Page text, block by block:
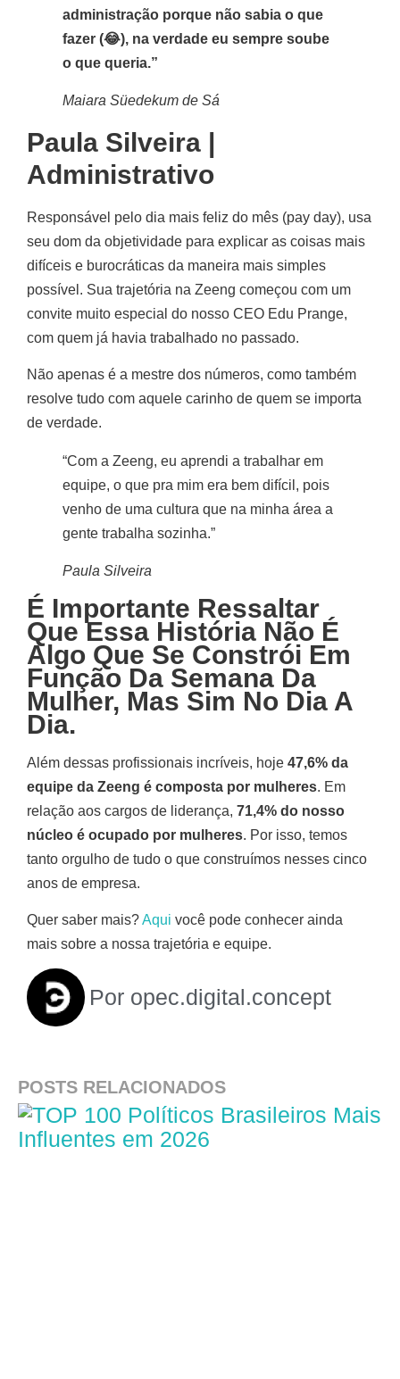
administração porque não sabia o que
fazer (😂), na verdade eu sempre soube
o que queria.”
Maiara Süedekum de Sá
Paula Silveira |
Administrativo
Responsável pelo dia mais feliz do mês (pay day), usa
seu dom da objetividade para explicar as coisas mais
difíceis e burocráticas da maneira mais simples
possível. Sua trajetória na Zeeng começou com um
convite muito especial do nosso CEO Edu Prange,
com quem já havia trabalhado no passado.
Não apenas é a mestre dos números, como também
resolve tudo com aquele carinho de quem se importa
de verdade.
“Com a Zeeng, eu aprendi a trabalhar em
equipe, o que pra mim era bem difícil, pois
venho de uma cultura que na minha área a
gente trabalha sozinha.”
Paula Silveira
É Importante Ressaltar
Que Essa História Não É
Algo Que Se Constrói Em
Função Da Semana Da
Mulher, Mas Sim No Dia A
Dia.
Além dessas profissionais incríveis, hoje 47,6% da
equipe da Zeeng é composta por mulheres. Em
relação aos cargos de liderança, 71,4% do nosso
núcleo é ocupado por mulheres. Por isso, temos
tanto orgulho de tudo o que construímos nesses cinco
anos de empresa.
Quer saber mais?Aqui você pode conhecer ainda
mais sobre a nossa trajetória e equipe.
Por opec.digital.concept
POSTS RELACIONADOS